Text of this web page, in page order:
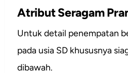
Atribut Seragam
Untuk detail penempatan
pada usia SD khususnya
dibawah.